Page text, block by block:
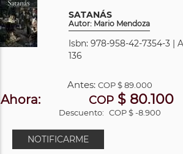
SATANÁS
Autor: Mario Mendoza
Isbn: 978-958-42-7354-3 |
136
Antes: COP$ 89.000
Ahora: COP$ 80.100
Descuento: COP $ -8.900
NOTIFICARME